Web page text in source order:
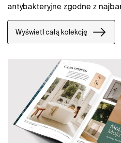
antybakteryjne zgodne z
normami (UNE-EN ISO 846).
kompaktowym odpływem o
natomiast zdejmowalne sitko
przedmiotów, które wpadły do
Wyświetl całą kolekcję